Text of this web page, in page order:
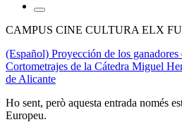
CAMPUS CINE CULTURA ELX
(Español) Proyección de los
Cortometrajes de la Cátedra Miguel
de Alicante
Ho sent, però aquesta entrada només
Europeu.